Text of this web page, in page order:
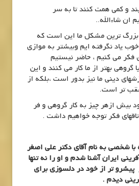
و کمی همت کنند تا به سر
ان شاءالله..
بزرگ ترین مشکل ما این است که
یاد نگرفته ایم وبیشتر به موازی
فکر می کنیم ، حاضر نیستیم
بهتر از ما کار می کنند و این
دینی ما نیز بدور است ،بلکه از
عقب تر است.
بیش ازهر چیز به کار گروهی و فر
فکر توجه خواهیم داشت .
شخصی به نام آقای دکتر علی اصغر
ایران آشنا شدم و او را نه تنها
پیشرو تر از خود در دلسوزی برای
دیدم .